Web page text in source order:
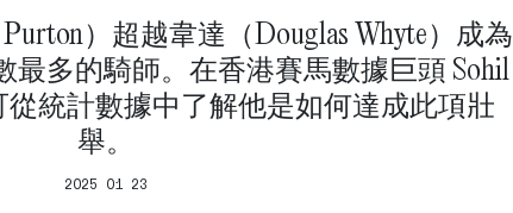
）超越韋達（Douglas Whyte）成為
多的騎師。在香港賽馬數據巨頭 Sohil
從統計數據中了解他是如何達成此項壯
舉。
2025 01 23